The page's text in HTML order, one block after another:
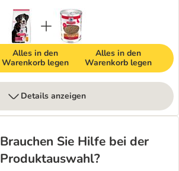
Alles in den
Warenkorb legen
Alles in den
Warenkorb legen
Details anzeigen
Brauchen Sie Hilfe bei der
Produktauswahl?